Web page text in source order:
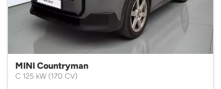
MINI Countryman
C 125 kW (170 CV)